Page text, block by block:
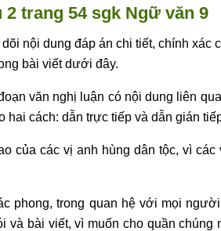
2 trang 54 sgk Ngữ văn 9
nội dung đáp án chi tiết, chính xác
bài viết dưới đây.
văn nghị luận có nội dung liên
hai cách: dẫn trực tiếp và dẫn gián
của các vị anh hùng dân tộc, vì
phong, trong quan hệ với mọi
và bài viết, vì muốn cho quần